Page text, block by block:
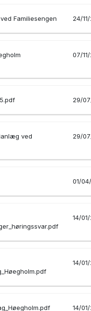
Familiesengen 24/
07/
29/
ved
29/
01/
14/
14/
14/